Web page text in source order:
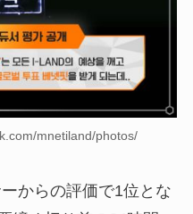
mnetiland/photos/
からの評価で1位とな